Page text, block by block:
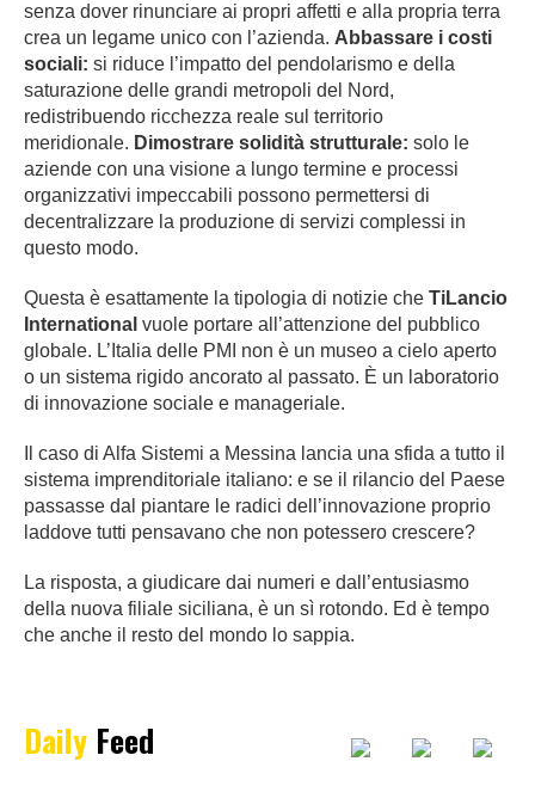
senza dover rinunciare ai propri affetti e alla propria terra
crea un legame unico con l’azienda. Abbassare i costi
sociali: si riduce l’impatto del pendolarismo e della
saturazione delle grandi metropoli del Nord,
redistribuendo ricchezza reale sul territorio
meridionale. Dimostrare solidità strutturale: solo le
aziende con una visione a lungo termine e processi
organizzativi impeccabili possono permettersi di
decentralizzare la produzione di servizi complessi in
questo modo.
Questa è esattamente la tipologia di notizie che TiLancio
International vuole portare all’attenzione del pubblico
globale. L’Italia delle PMI non è un museo a cielo aperto
o un sistema rigido ancorato al passato. È un laboratorio
di innovazione sociale e manageriale.
Il caso di Alfa Sistemi a Messina lancia una sfida a tutto il
sistema imprenditoriale italiano: e se il rilancio del Paese
passasse dal piantare le radici dell’innovazione proprio
laddove tutti pensavano che non potessero crescere?
La risposta, a giudicare dai numeri e dall’entusiasmo
della nuova filiale siciliana, è un sì rotondo. Ed è tempo
che anche il resto del mondo lo sappia.
Daily Feed